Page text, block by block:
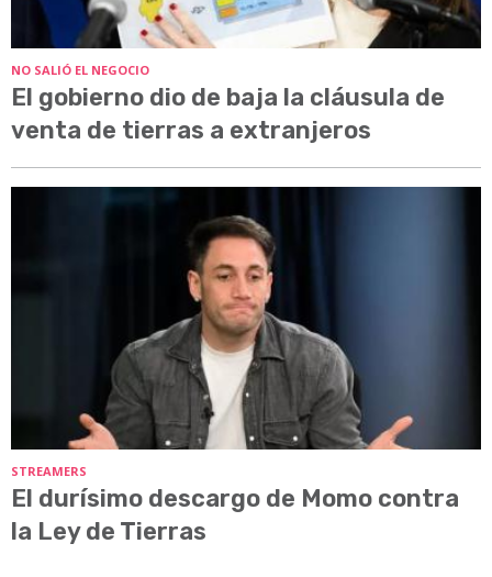
NO SALIÓ EL NEGOCIO
El gobierno dio de baja la cláusula de
venta de tierras a extranjeros
STREAMERS
El durísimo descargo de Momo contra
la Ley de Tierras